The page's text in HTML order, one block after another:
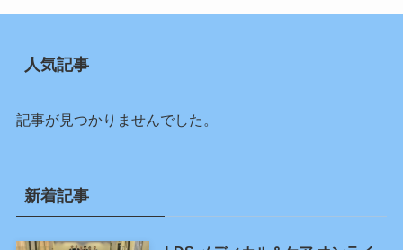
人気記事
記事が見つかりませんでした。
新着記事